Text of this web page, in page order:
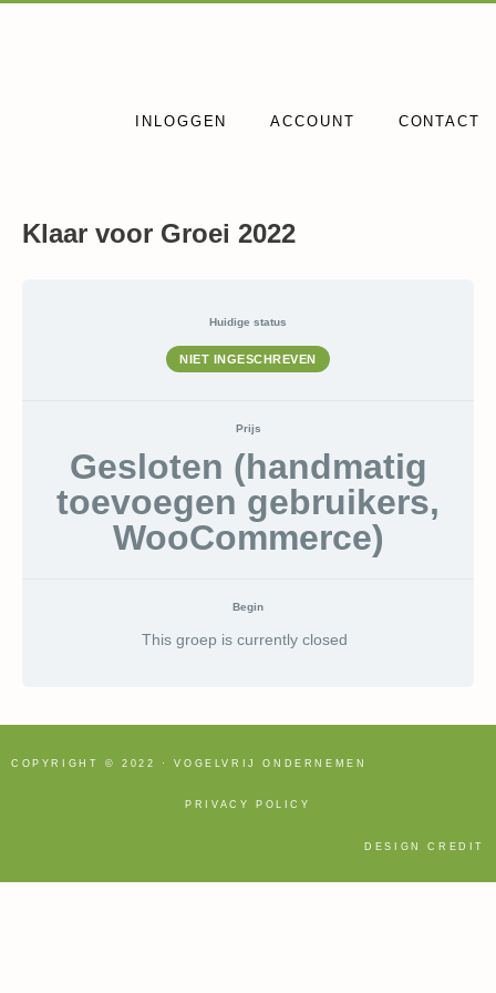
INLOGGEN ACCOUNT CONTACT
Klaar voor Groei 2022
Huidige status
NIET INGESCHREVEN
Prijs
Gesloten (handmatig
toevoegen gebruikers,
WooCommerce)
Begin
This groep is currently closed
COPYRIGHT © 2022 · VOGELVRIJ ONDERNEMEN
PRIVACY POLICY
DESIGN CREDIT